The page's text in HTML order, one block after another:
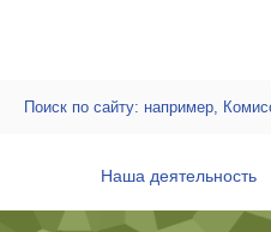
Наша деятельность